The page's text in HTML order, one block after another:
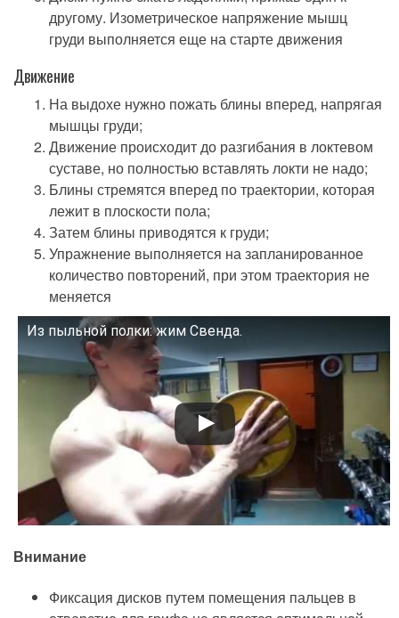
другому. Изометрическое напряжение мышц
груди выполняется еще на старте движения
Движение
На выдохе нужно пожать блины вперед, напрягая
мышцы груди;
Движение происходит до разгибания в локтевом
суставе, но полностью вставлять локти не надо;
Блины стремятся вперед по траектории, которая
лежит в плоскости пола;
Затем блины приводятся к груди;
Упражнение выполняется на запланированное
количество повторений, при этом траектория не
меняется
Из пыльной полки: жим Свенда.
Смотрите это видео на YouTube
Внимание
Фиксация дисков путем помещения пальцев в